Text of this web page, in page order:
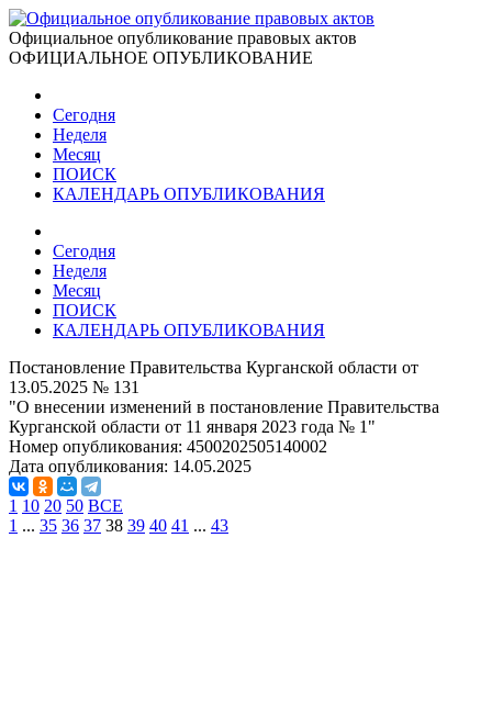
Официальное опубликование правовых актов
ОФИЦИАЛЬНОЕ ОПУБЛИКОВАНИЕ
Сегодня
Неделя
Месяц
ПОИСК
КАЛЕНДАРЬ ОПУБЛИКОВАНИЯ
Сегодня
Неделя
Месяц
ПОИСК
КАЛЕНДАРЬ ОПУБЛИКОВАНИЯ
Постановление Правительства Курганской области от
13.05.2025 № 131
"О внесении изменений в постановление Правительства
Курганской области от 11 января 2023 года № 1"
Номер опубликования: 4500202505140002
Дата опубликования: 14.05.2025
1 10 20 50 ВСЕ
1 ... 35 36 37 38 39 40 41 ... 43